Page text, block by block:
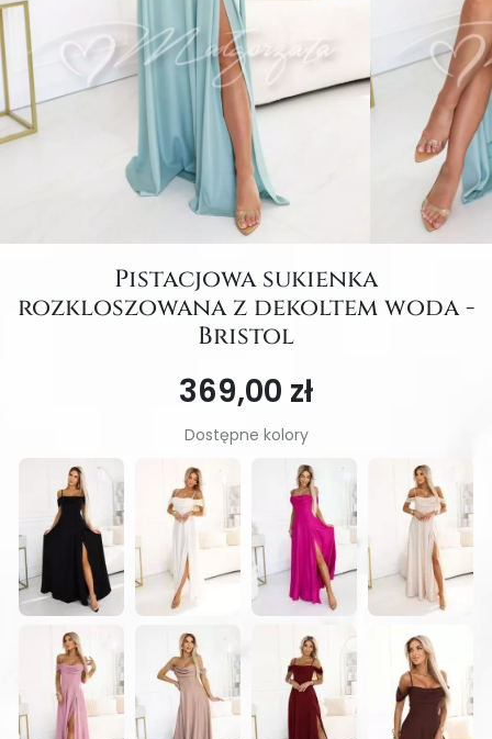
Pistacjowa sukienka
rozkloszowana z dekoltem woda -
Bristol
369,00 zł
Dostępne kolory